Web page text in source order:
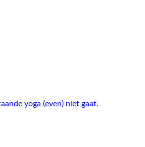
yoga (even) niet gaat.